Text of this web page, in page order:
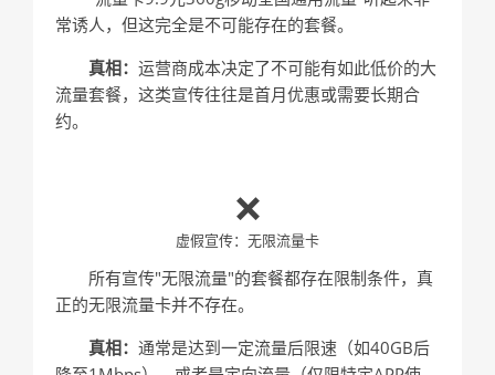
常诱人，但这完全是不可能存在的套餐。
真相： 运营商成本决定了不可能有如此低价的大
流量套餐，这类宣传往往是首月优惠或需要长期合
约。
❌
虚假宣传：无限流量卡
所有宣传"无限流量"的套餐都存在限制条件，真
正的无限流量卡并不存在。
真相： 通常是达到一定流量后限速（如40GB后